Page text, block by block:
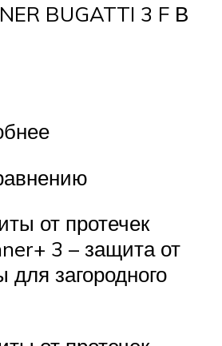
BUGATTI 3 F В
от протечек
3 – защита от
для загородного